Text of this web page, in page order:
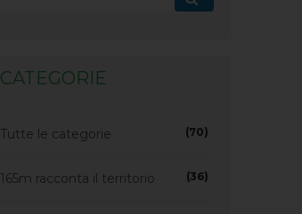
CATEGORIE
Tutte le categorie (70)
165m racconta il territorio (36)